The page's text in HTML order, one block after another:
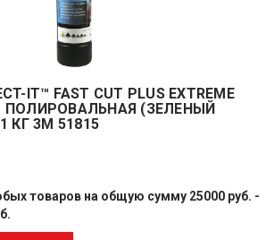
IT™ FAST CUT PLUS EXTREME
ПОЛИРОВАЛЬНАЯ (ЗЕЛЕНЫЙ
КГ 3M 51815
товаров на общую сумму 25000 руб. -